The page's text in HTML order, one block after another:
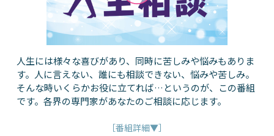
人生には様々な喜びがあり、同時に苦しみや悩みもありま
す。人に言えない、誰にも相談できない、悩みや苦しみ。
そんな時いくらかお役に立てれば…というのが、この番組
です。各界の専門家があなたのご相談に応じます。
［番組詳細▼］